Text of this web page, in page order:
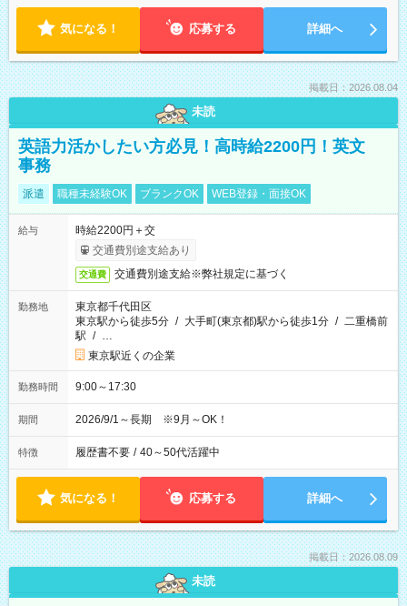
気になる！ 応募する 詳細へ
掲載日：2026.08.04
未読
英語力活かしたい方必見！高時給2200円！英文
事務
派遣 職種未経験OK ブランクOK WEB登録・面接OK
給与
時給2200円＋交
交通費別途支給あり
交通費 交通費別途支給※弊社規定に基づく
勤務地
東京都千代田区
東京駅から徒歩5分 / 大手町(東京都)駅から徒歩1分 / 二重橋前
駅 / …
東京駅近くの企業
勤務時間 9:00～17:30
期間 2026/9/1～長期 ※9月～OK！
特徴 履歴書不要 / 40～50代活躍中
気になる！ 応募する 詳細へ
掲載日：2026.08.09
未読